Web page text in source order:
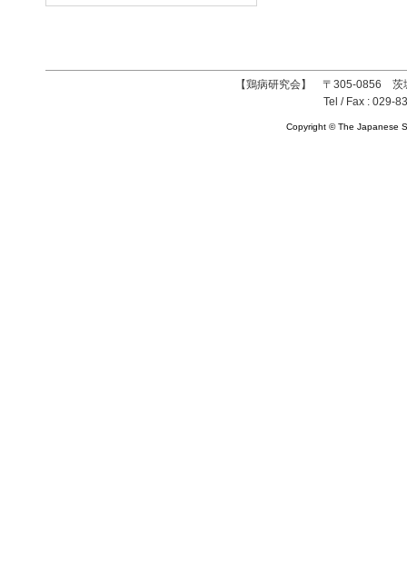
【鶏病研究会】 〒305-0856 茨
Tel / Fax : 029-
Copyright © The Japanese